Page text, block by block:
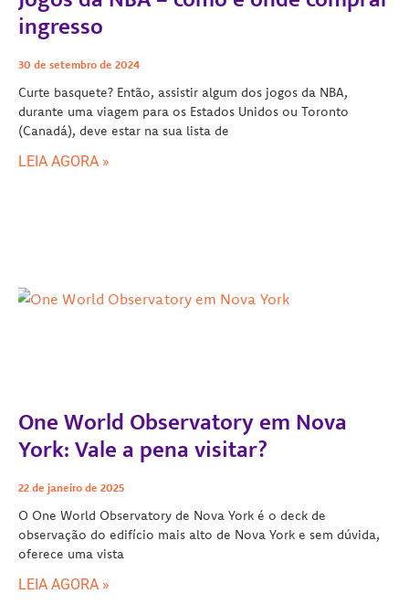
ingresso
30 de setembro de 2024
Curte basquete? Então, assistir algum dos jogos da NBA,
durante uma viagem para os Estados Unidos ou Toronto
(Canadá), deve estar na sua lista de
LEIA AGORA »
One World Observatory em Nova
York: Vale a pena visitar?
22 de janeiro de 2025
O One World Observatory de Nova York é o deck de
observação do edifício mais alto de Nova York e sem dúvida,
oferece uma vista
LEIA AGORA »